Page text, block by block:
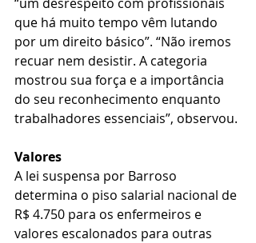
que há muito tempo vêm lutando
por um direito básico”. “Não iremos
recuar nem desistir. A categoria
mostrou sua força e a importância
do seu reconhecimento enquanto
trabalhadores essenciais”, observou.
Valores
A lei suspensa por Barroso
determina o piso salarial nacional de
R$ 4.750 para os enfermeiros e
valores escalonados para outras